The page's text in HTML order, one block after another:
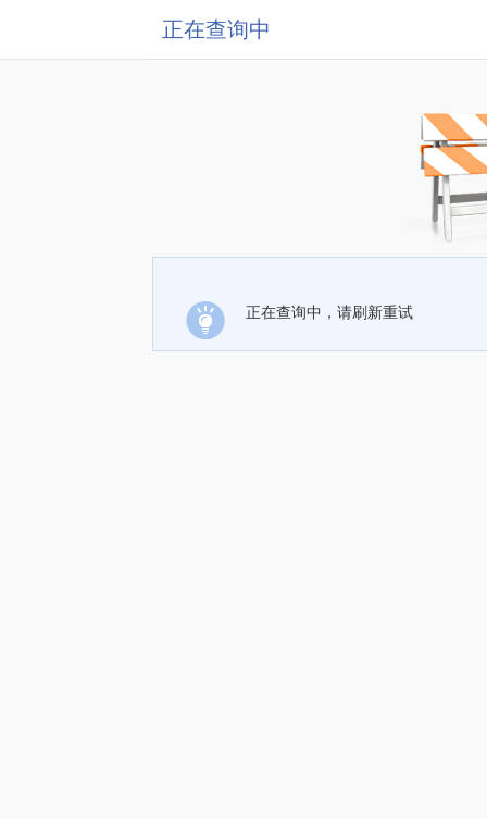
正在查询中
正在查询中，请刷新重试